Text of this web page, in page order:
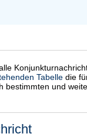
Tabelle die
bestimmten und